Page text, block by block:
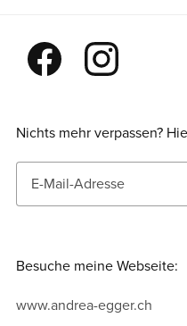
Nichts mehr verpassen?
Besuche meine Webseite:
www.andrea-egger.ch